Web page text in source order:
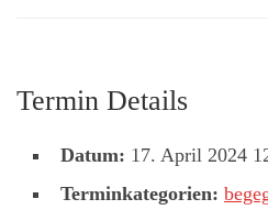
Termin Details
Datum: 17. April 2024
Terminkategorien: